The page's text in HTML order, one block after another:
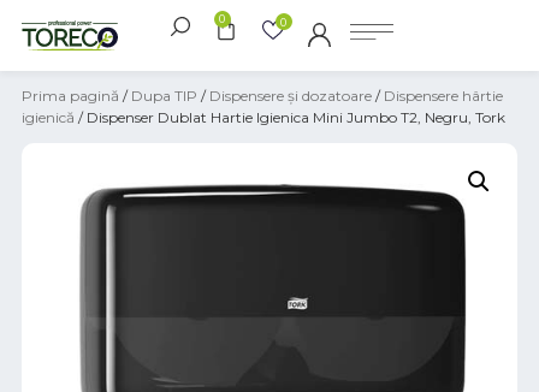
0 0
Prima pagină / Dupa TIP / Dispensere și dozatoare / Dispensere hârtie
igienică / Dispenser Dublat Hartie Igienica Mini Jumbo T2, Negru, Tork